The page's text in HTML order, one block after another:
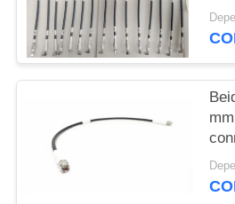
DC